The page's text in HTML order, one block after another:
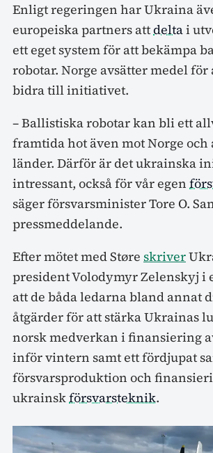
Enligt regeringen har Ukraina
europeiska partners attdeltai
ett eget system för att bekämpa
robotar. Norge avsätter medel
bidra till initiativet.
– Ballistiska robotar kan bli ett
framtida hot även mot Norge
länder. Därför är det ukrainska
intressant, också för vår egen
säger försvarsminister Tore O.
pressmeddelande.
Efter mötet med Støre skriver
president Volodymyr Zelenskyj i
att de båda ledarna bland annat
åtgärder för att stärka Ukrainas
norsk medverkan i finansiering
inför vintern samt ett fördjupat
försvarsproduktion och
ukrainskförsvarsteknik.